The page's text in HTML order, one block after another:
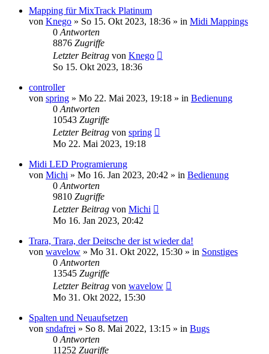
Mapping für MixTrack Platinum
von Knego » So 15. Okt 2023, 18:36 » in Midi Mappings
0 Antworten
8876 Zugriffe
Letzter Beitrag von Knego
So 15. Okt 2023, 18:36
controller
von spring » Mo 22. Mai 2023, 19:18 » in Bedienung
0 Antworten
10543 Zugriffe
Letzter Beitrag von spring
Mo 22. Mai 2023, 19:18
Midi LED Programierung
von Michi » Mo 16. Jan 2023, 20:42 » in Bedienung
0 Antworten
9810 Zugriffe
Letzter Beitrag von Michi
Mo 16. Jan 2023, 20:42
Trara, Trara, der Deitsche der ist wieder da!
von wavelow » Mo 31. Okt 2022, 15:30 » in Sonstiges
0 Antworten
13545 Zugriffe
Letzter Beitrag von wavelow
Mo 31. Okt 2022, 15:30
Spalten und Neuaufsetzen
von sndafrei » So 8. Mai 2022, 13:15 » in Bugs
0 Antworten
11252 Zugriffe